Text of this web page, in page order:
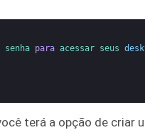
senha para acessar seus
terá a opção de criar